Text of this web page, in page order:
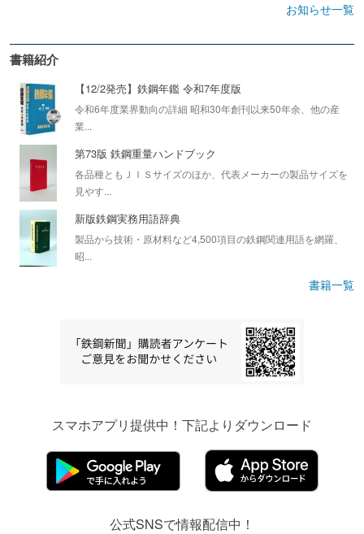
お知らせ一覧
書籍紹介
【12/2発売】鉄鋼年鑑 令和7年度版
令和6年度業界動向の詳細 昭和30年創刊以来50年余、他の産
業...
第73版 鉄鋼重量ハンドブック
各品種ともＪＩＳサイズのほか、代表メーカーの製品サイズを
見やす...
新版鉄鋼実務用語辞典
製品から技術・原材料など4,500項目の鉄鋼関連用語を網羅、
昭...
書籍一覧
スマホアプリ提供中！下記よりダウンロード
公式SNSで情報配信中！